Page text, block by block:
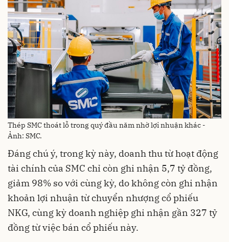
Thép SMC thoát lỗ trong quý đầu năm nhờ lợi nhuận khác -
Ảnh: SMC.
Đáng chú ý, trong kỳ này, doanh thu từ hoạt động
tài chính của SMC chỉ còn ghi nhận 5,7 tỷ đồng,
giảm 98% so với cùng kỳ, do không còn ghi nhận
khoản lợi nhuận từ chuyển nhượng cổ phiếu
NKG, cùng kỳ doanh nghiệp ghi nhận gần 327 tỷ
đồng từ việc bán cổ phiếu này.